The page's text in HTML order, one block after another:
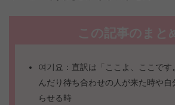
この記事のまと
여기요：直訳は「ここよ、ここです
んだり待ち合わせの人が来た時や自
らせる時